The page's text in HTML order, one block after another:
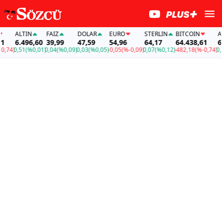
ALTIN
6.496,60
0,51(%0,01)
FAİZ
39,99
0,04(%0,09)
DOLAR
47,59
0,03(%0,05)
EURO
54,96
-0,05(%-0,09)
STERLIN
64,17
0,07(%0,12)
BITCOIN
64.438,61
-482,18(%-0,74)0,51